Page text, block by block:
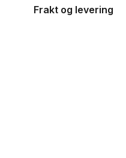
Frakt og levering